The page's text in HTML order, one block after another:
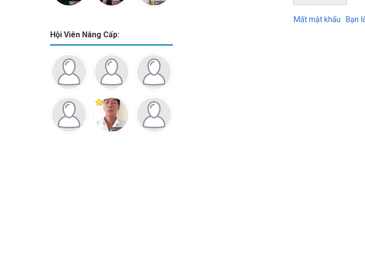
Hội Viên Nâng Cấp:
Mất mật khẩu Bạn